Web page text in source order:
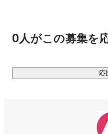
0人がこの募集を
応